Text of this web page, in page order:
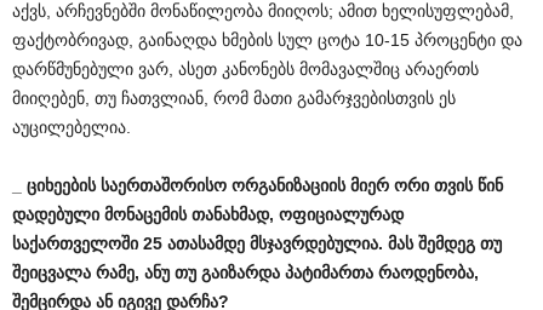
აქვს, არჩევნებში მონაწილეობა მიიღოს; ამით ხელისუფლებამ,
ფაქტობრივად, გაინაღდა ხმების სულ ცოტა 10-15 პროცენტი და
დარწმუნებული ვარ, ასეთ კანონებს მომავალშიც არაერთს
მიიღებენ, თუ ჩათვლიან, რომ მათი გამარჯვებისთვის ეს
აუცილებელია.
ციხეების საერთაშორისო ორგანიზაციის მიერ ორი თვის წინ
დადებული მონაცემის თანახმად, ოფიციალურად
საქართველოში 25 ათასამდე მსჯავრდებულია. მას შემდეგ თუ
შეიცვალა რამე, ანუ თუ გაიზარდა პატიმართა რაოდენობა,
შემცირდა ან იგივე დარჩა?